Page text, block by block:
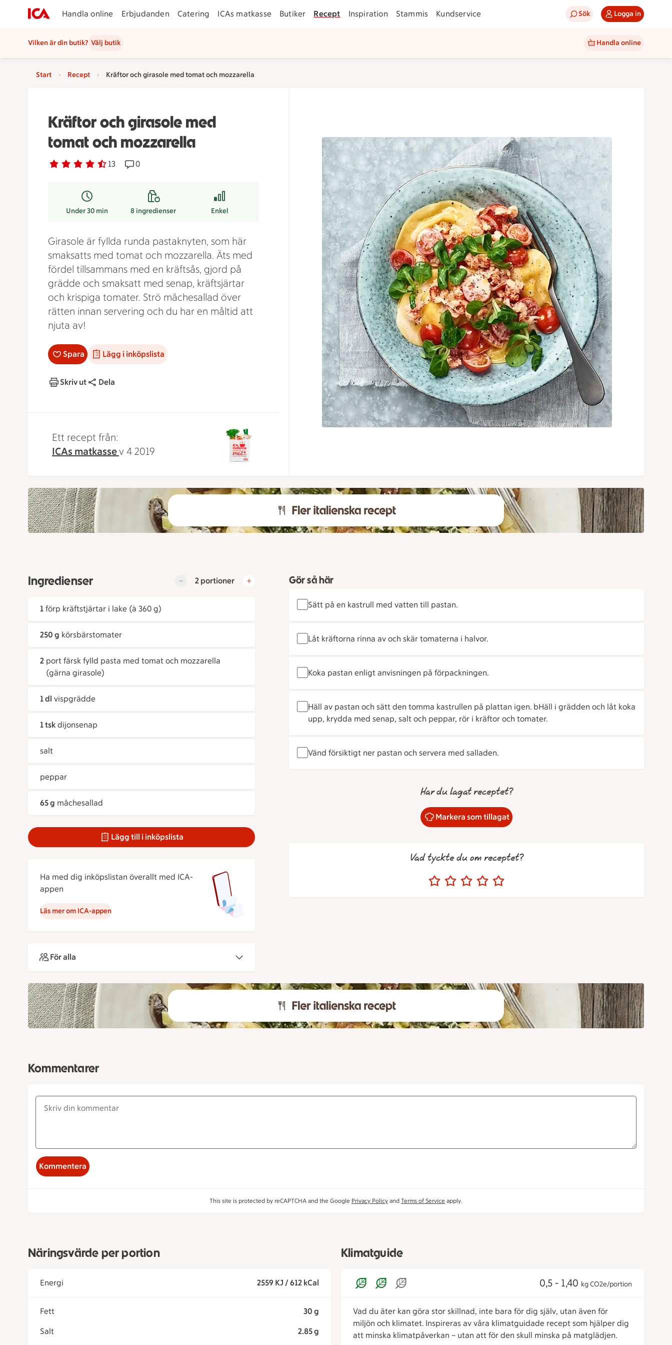
Handla online Erbjudanden Catering ICAs matkasse Butiker Recept Inspiration Stammis Kundservice Sök Logga in
Vilken är din butik? Välj butik Handla online
Start Recept Kräftor och girasole med tomat och mozzarella
Kräftor och girasole med
tomat och mozzarella
Betyg 4.3 av 5. 13
13 personer har röstatReceptet har 0 kommentarer
0
Under 30 min 8ingredienser Enkel
Girasole är fyllda runda pastaknyten, som här
smaksatts med tomat och mozzarella. Äts med
fördel tillsammans med en kräftsås, gjord på
grädde och smaksatt med senap, kräftsjärtar
och krispiga tomater. Strö mâchesallad över
rätten innan servering och du har en måltid att
njuta av!
Spara Lägg i inköpslista
Skriv ut Dela
Ett recept från:
ICAs matkassev 4 2019
Ingredienser 2 portioner
1 förp kräftstjärtar i lake (à 360 g)
250 g körsbärstomater
2 port färsk fylld pasta med tomat och mozzarella
(gärna girasole)
1 dl vispgrädde
1 tsk dijonsenap
salt
peppar
65 g mâchesallad
Lägg till i inköpslista
Ha med dig inköpslistan överallt med ICA-
appen
Läs mer om ICA-appen
För alla
Gör så här
Sätt på en kastrull med vatten till pastan.
Låt kräftorna rinna av och skär tomaterna i halvor.
Koka pastan enligt anvisningen på förpackningen.
Häll av pastan och sätt den tomma kastrullen på plattan igen. bHäll i grädden och låt koka
upp, krydda med senap, salt och peppar, rör i kräftor och tomater.
Vänd försiktigt ner pastan och servera med salladen.
Har du lagat receptet?
Markera som tillagat
Vad tyckte du om receptet?
Kommentarer
Kommentera
This site is protected by reCAPTCHA and the Google Privacy Policy and Terms of Service apply.
Näringsvärde per portion
Energi 2559 KJ / 612 kCal
Fett 30 g
Salt 2.85 g
Klimatguide
0,5 - 1,40 kg CO2e/portion
Vad du äter kan göra stor skillnad, inte bara för dig själv, utan även för
miljön och klimatet. Inspireras av våra klimatguidade recept som hjälper dig
att minska klimatpåverkan – utan att för den skull minska på matglädjen.